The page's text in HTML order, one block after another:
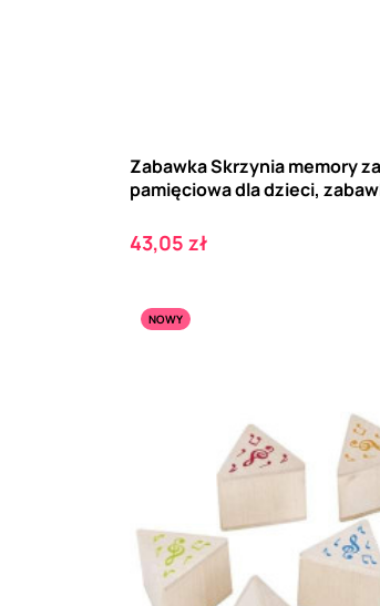
Zabawka Skrzynia memory
pamięciowa dla dzieci,
Cena
43,05 zł
NOWY